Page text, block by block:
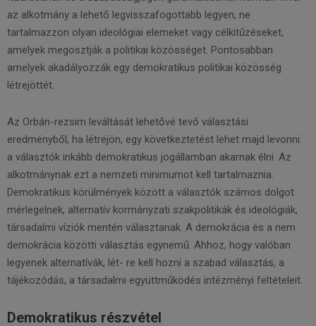
az alkotmány a lehető legvisszafogottabb legyen, ne
tartalmazzon olyan ideológiai elemeket vagy célkitűzéseket,
amelyek megosztják a politikai közösséget. Pontosabban
amelyek akadályozzák egy demokratikus politikai közösség
létrejöttét.
Az Orbán-rezsim leváltását lehetővé tevő választási
eredményből, ha létrejön, egy következtetést lehet majd levonni:
a választók inkább demokratikus jogállamban akarnak élni. Az
alkotmánynak ezt a nemzeti minimumot kell tartalmaznia.
Demokratikus körülmények között a választók számos dolgot
mérlegelnek, alternatív kormányzati szakpolitikák és ideológiák,
társadalmi víziók mentén választanak. A demokrácia és a nem
demokrácia közötti választás egynemű. Ahhoz, hogy valóban
legyenek alternatívák, lét- re kell hozni a szabad választás, a
tájékozódás, a társadalmi együttműködés intézményi feltételeit.
Demokratikus részvétel